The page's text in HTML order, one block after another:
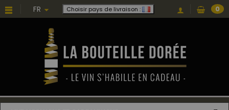
FR Choisir pays de livraison : 0
Choisissez une valeur...